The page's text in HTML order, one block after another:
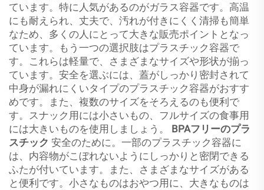
ています。特に人気があるのがガラス容器です。高温
にも耐えられ、丈夫で、汚れが付きにくく清掃も簡単
なため、多くの人にとって大きな販売ポイントとなっ
ています。もう一つの選択肢はプラスチック容器で
す。これらは軽量で、さまざまなサイズや形状が揃っ
ています。安全を選ぶには、蓋がしっかり密封されて
中身が漏れにくいタイプのプラスチック容器がおすす
めです。また、複数のサイズをそろえるのも便利で
す。スナック用には小さいもの、フルサイズの食事用
には大きいものを使用しましょう。 BPAフリーのプラ
スチック 安全のために。一部のプラスチック容器に
は、内容物がこぼれないようにしっかりと密閉できる
ふたが付いています。また、さまざまなサイズがある
と便利です。小さなものはおやつ用に、大きなものは